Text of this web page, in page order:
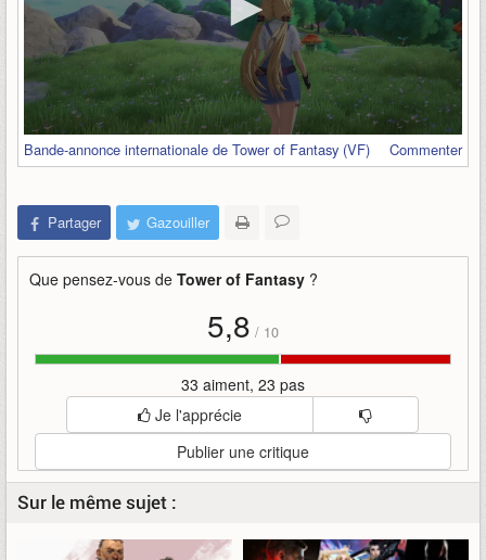
Commenter
Bande-annonce internationale de Tower of Fantasy (VF)
Partager Gazouiller
Que pensez-vous de Tower of Fantasy ?
5,8 / 10
33 aiment, 23 pas
Je l'apprécie
Publier une critique
Sur le même sujet :